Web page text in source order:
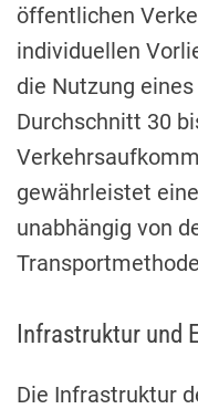
öffentlichen
individuellen
die Nutzung
Durchschnitt 30
gewährleistet
unabhängig von
Infrastruktur und
Die Infrastruktur